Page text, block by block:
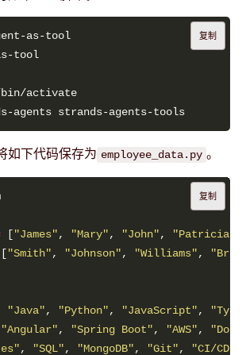
复制
如下代码保存为 employee_data.py 。
["James", "Mary", "John", "Patricia"
["Smith", "Johnson", "Williams",
"Java", "Python", "JavaScript",
"Angular", "Spring Boot", "AWS",
, "SQL", "MongoDB", "Git", "CI/CD"
复制